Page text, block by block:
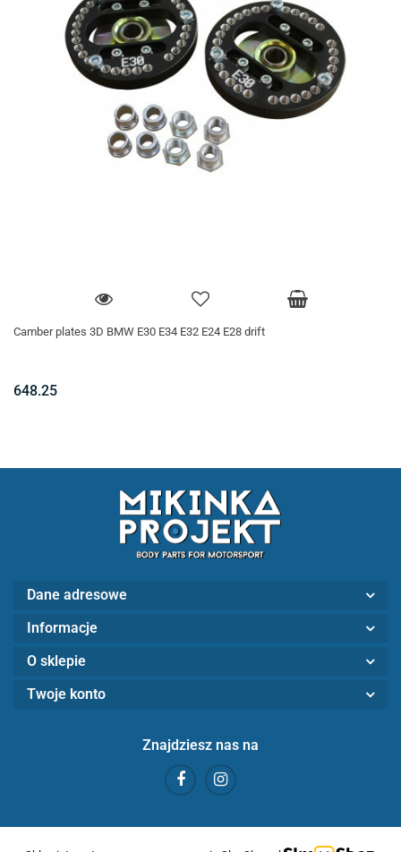
Camber plates 3D BMW E30 E34 E32 E24 E28 drift
648.25
Dane adresowe
Informacje
O sklepie
Twoje konto
Znajdziesz nas na